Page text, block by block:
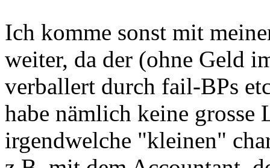
Ich komme sonst mit
weiter, da der (ohne Geld
verballert durch fail-BPs
habe nämlich keine
irgendwelche "kleinen"